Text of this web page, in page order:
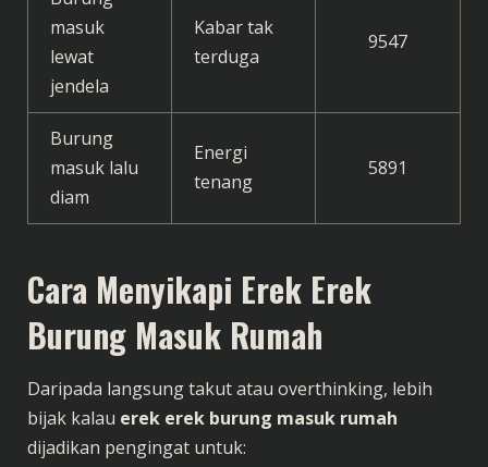
masuk
lewat
jendela
Kabar tak
terduga
9547
Burung
masuk lalu
diam
Energi
tenang
5891
Cara Menyikapi Erek Erek
Burung Masuk Rumah
Daripada langsung takut atau overthinking, lebih
bijak kalau erek erek burung masuk rumah
dijadikan pengingat untuk: